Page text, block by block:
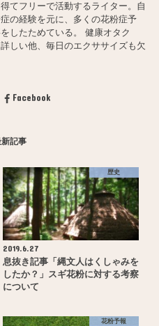
てフリーで活動するライター。自
の経験を元に、多くの花粉症予
したためている。 健康オタク
しい他、毎日のエクササイズも欠
Facebook
記事
歴史
2019.6.27
息抜き記事「縄文人はくしゃみを
したか？」スギ花粉に対する考察
について
花粉予報